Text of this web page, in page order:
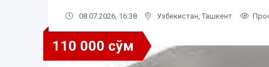
08.07.2026, 16:38 Узбекистан Ташкент
110 000 сўм